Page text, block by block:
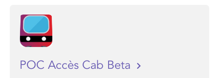
POC Accès Cab Beta